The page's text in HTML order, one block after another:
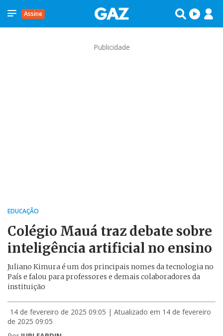
Assine
Publicidade
EDUCAÇÃO
Colégio Mauá traz debate sobre
inteligência artificial no ensino
Juliano Kimura é um dos principais nomes da tecnologia no
País e falou para professores e demais colaboradores da
instituição
14 de fevereiro de 2025 09:05 | Atualizado em 14 de fevereiro
de 2025 09:05